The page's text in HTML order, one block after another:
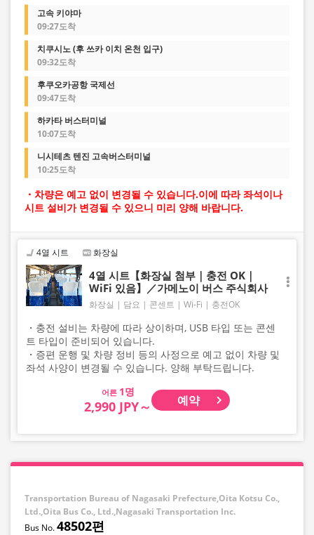
고속 키야마
09:27도착
치쿠시노 (후 쓰카 이치 온천 입구)
09:32도착
후쿠오카공항 국제선
09:47도착
하카타 버스터미널
10:07도착
니시테츠 텐진 고속버스터미널
10:25도착
・차량은 예고 없이 변경될 수 있습니다.이에 따라 좌석이나
시트 설비가 변경될 수 있으니 미리 양해 바랍니다.
4열 시트 화장실
4열 시트【화장실 첨부｜충전 OK｜
WiFi 있음】／가메노이 버스 주식회사
화장실 담요 콘센트 Wi-Fi 충전OK
・충전 설비는 차량에 따라 상이하며, USB 타입 또는 콘센
트 타입이 준비되어 있습니다.
・증편 운행 및 차량 정비 등의 사정으로 예고 없이 차량 및
좌석 사양이 변경될 수 있습니다. 양해 부탁드립니다.
어른
2,990 JPY～ 예약
Transportation Bureau of Nagasaki Prefecture,Oita Kotsu Co.,
Ltd.,Oita Bus Co., Ltd.,Nagasaki Transportation Inc.
48502편